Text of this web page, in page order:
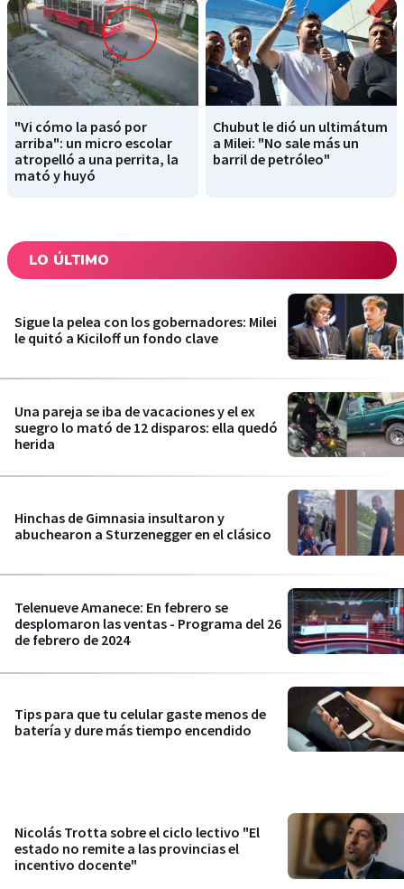
"Vi cómo la pasó por
arriba": un micro escolar
atropelló a una perrita, la
mató y huyó
Chubut le dió un ultimátum
a Milei: "No sale más un
barril de petróleo"
LO ÚLTIMO
Sigue la pelea con los gobernadores: Milei
le quitó a Kiciloff un fondo clave
Una pareja se iba de vacaciones y el ex
suegro lo mató de 12 disparos: ella quedó
herida
Hinchas de Gimnasia insultaron y
abuchearon a Sturzenegger en el clásico
Telenueve Amanece: En febrero se
desplomaron las ventas - Programa del 26
de febrero de 2024
Tips para que tu celular gaste menos de
batería y dure más tiempo encendido
Nicolás Trotta sobre el ciclo lectivo "El
estado no remite a las provincias el
incentivo docente"